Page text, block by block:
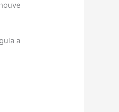
a